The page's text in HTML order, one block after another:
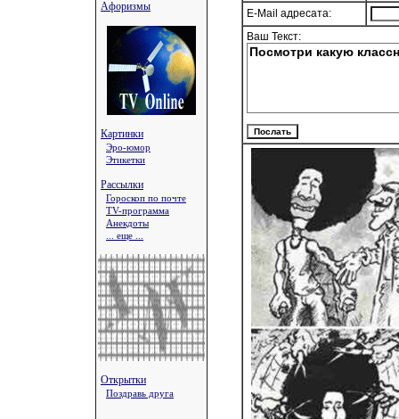
Афоризмы
Картинки
Эро-юмор
Этикетки
Рассылки
Гороскоп по почте
TV-программа
Анекдоты
... еще ...
Открытки
Поздравь друга
E-Mail адресата:
Ваш Текст: